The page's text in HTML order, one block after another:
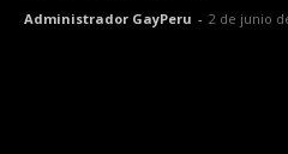
Administrador GayPeru - 2 de junio